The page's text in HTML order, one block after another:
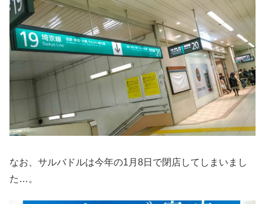
なお、サルバドルは今年の1月8日で閉店してしまいまし
た…。